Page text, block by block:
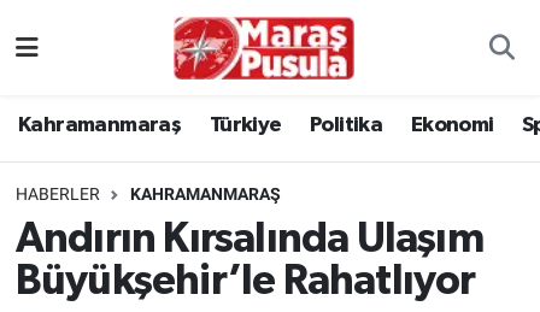
Kahramanmaraş Türkiye Politika Ekonomi
HABERLER KAHRAMANMARAŞ
Andırın Kırsalında Ulaşım
Büyükşehir’le Rahatlıyor
Politika
İstanbul Trafik Yoğunluk Haritası